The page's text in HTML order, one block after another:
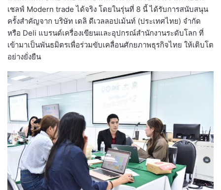
เชลฟ์ Modern trade ได้จริง โดยในรุ่นที่ 8 นี้ ได้รับการสนับสนุน
ครั้งสำคัญจาก บริษัท เดลิ ดีเวลลอปเม้นท์ (ประเทศไทย) จำกัด
หรือ Deli แบรนด์เครื่องเขียนและอุปกรณ์สำนักงานระดับโลก ที่
เข้ามาเป็นพันธมิตรเพื่อร่วมขับเคลื่อนศักยภาพธุรกิจไทย ให้เติบโต
อย่างยั่งยืน